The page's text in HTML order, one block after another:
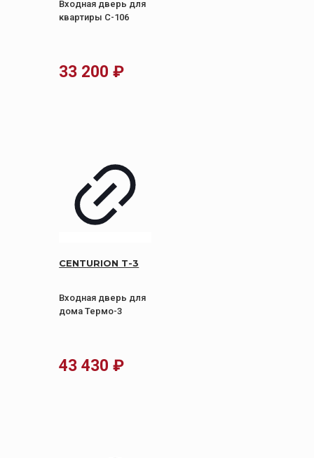
Входная дверь для
квартиры C-106
33 200₽
CENTURION Т-3
Входная дверь для
дома Термо-3
43 430₽